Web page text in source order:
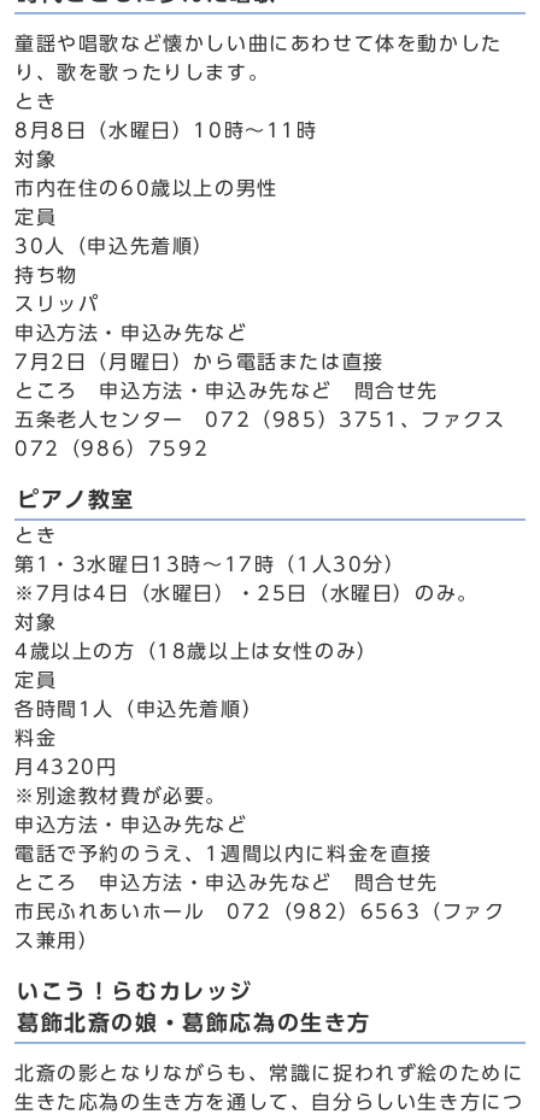
童謡や唱歌など懐かしい曲にあわせて体を動かした
り、歌を歌ったりします。
とき
8月8日（水曜日）10時～11時
対象
市内在住の60歳以上の男性
定員
30人（申込先着順）
持ち物
スリッパ
申込方法・申込み先など
7月2日（月曜日）から電話または直接
ところ 申込方法・申込み先など 問合せ先
五条老人センター 072（985）3751、ファクス
072（986）7592
ピアノ教室
とき
第1・3水曜日13時～17時（1人30分）
※7月は4日（水曜日）・25日（水曜日）のみ。
対象
4歳以上の方（18歳以上は女性のみ）
定員
各時間1人（申込先着順）
料金
月4320円
※別途教材費が必要。
申込方法・申込み先など
電話で予約のうえ、1週間以内に料金を直接
ところ 申込方法・申込み先など 問合せ先
市民ふれあいホール 072（982）6563（ファク
ス兼用）
いこう！らむカレッジ
葛飾北斎の娘・葛飾応為の生き方
北斎の影となりながらも、常識に捉われず絵のために
生きた応為の生き方を通して、自分らしい生き方につ